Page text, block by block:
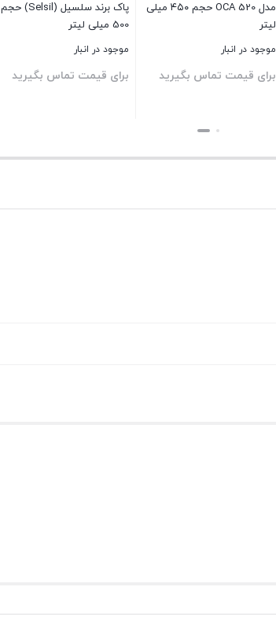
مدل OCA 520 حجم ۴۵۰ میلی
لیتر
موجود در انبار
برای قیمت تماس بگیرید
پاک برند سلسیل (Selsil) حجم
500 میلی لیتر
موجود در انبار
برای قیمت تماس بگیرید